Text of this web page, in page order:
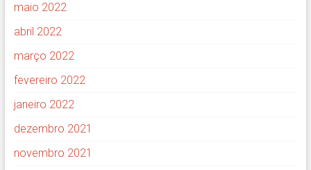
maio 2022
abril 2022
março 2022
fevereiro 2022
janeiro 2022
dezembro 2021
novembro 2021